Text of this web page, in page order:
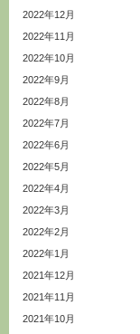
2022年12月
2022年11月
2022年10月
2022年9月
2022年8月
2022年7月
2022年6月
2022年5月
2022年4月
2022年3月
2022年2月
2022年1月
2021年12月
2021年11月
2021年10月